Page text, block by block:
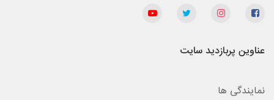
عناوین پربازدید سایت
نمایندگی ها